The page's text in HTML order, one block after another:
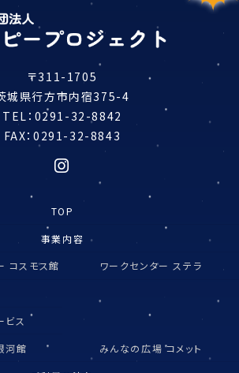
〒311-1705
城県行方市内宿375-4
TEL：0291-32-8842
FAX：0291-32-8843
TOP
事業内容
コスモス館
ビス
ワークセンター ステラ
河館 みんなの広場 コメット